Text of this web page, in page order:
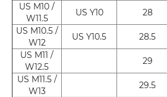
US M10 /
W11.5
US Y10 28
US M10.5 /
W12
US Y10.5 28.5
US M11 /
W12.5
29
US M11.5 /
W13
29.5